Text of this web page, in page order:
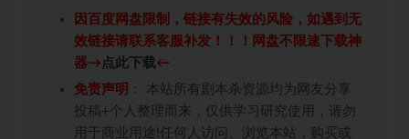
因百度网盘限制，链接有失效的风险，如遇到无
效链接请联系客服补发！！！网盘不限速下载神
器→ 点此下载←
免责声明 ： 本站所有剧本杀资源均为网友分享
投稿+个人整理而来，仅供学习研究使用，请勿
用于商业用途!任何人访问、浏览本站，购买或